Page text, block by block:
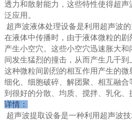
透力和散射能力，这些特性使得超
泛应用。
超声波液体处理设备是利用超声波
在液体中传播时，由于液体微粒的剧
产生小空穴。这些小空穴迅速胀大和
间发生猛烈的撞击，从而产生几千到
这种微粒间剧烈的相互作用产生的微
细化、细胞破碎、解团聚、相互融合
到很好的分散、均质、搅拌、乳化、
详情：
超声波提取设备是一种利用超声波